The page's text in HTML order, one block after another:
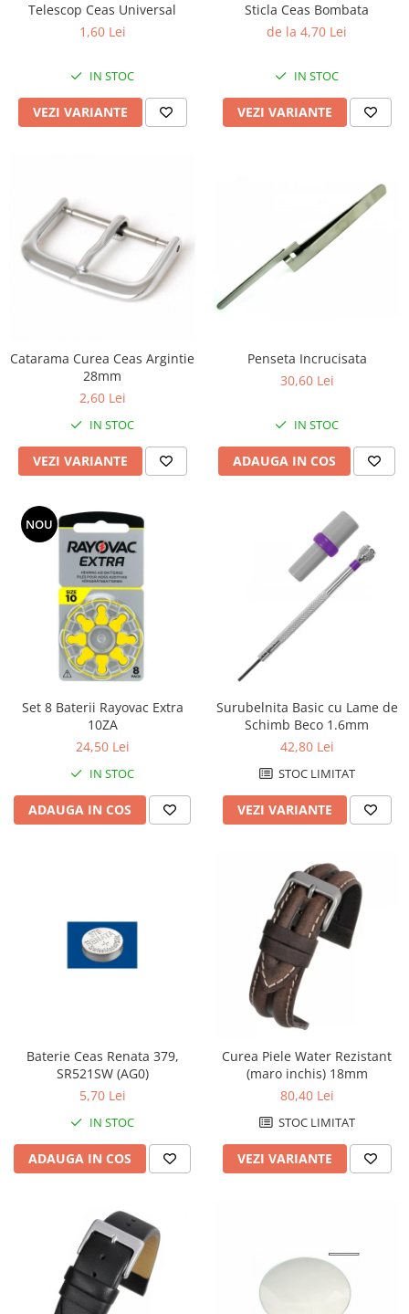
Dispozitive Bratari
Dispozitive Margelit
Fierastraie / Panze
Modelarea Metalului
Nicovale si Suporti
Pensete
PROMOTII Curele Apple Watch
PROMOTII Curele Garmin
Scule si Accesorii Ceasuri
Chei Pendula
Clesti Miniatura
Curatare si Intretinere
Cutii Pastrare Ceasuri
Dispozitive Bratari si Curele
Dispozitive Capace Ceas
Extractoare Indicatoare
Lupe, Dispozitive Optice
Mecanisme Ceas
Piese Ceasuri
Scule Speciale
Telescop Ceas Universal
1,60 Lei
IN STOC
VEZI VARIANTE
Sticla Ceas Bombata
de la 4,70 Lei
IN STOC
VEZI VARIANTE
Catarama Curea Ceas Argintie
28mm
2,60 Lei
IN STOC
VEZI VARIANTE
Penseta Incrucisata
30,60 Lei
IN STOC
ADAUGA IN COS
NOU
Set 8 Baterii Rayovac Extra
10ZA
24,50 Lei
IN STOC
ADAUGA IN COS
Surubelnita Basic cu Lame de
Schimb Beco 1.6mm
42,80 Lei
STOC LIMITAT
VEZI VARIANTE
Baterie Ceas Renata 379,
SR521SW (AG0)
5,70 Lei
IN STOC
ADAUGA IN COS
Curea Piele Water Rezistant
(maro inchis) 18mm
80,40 Lei
STOC LIMITAT
VEZI VARIANTE